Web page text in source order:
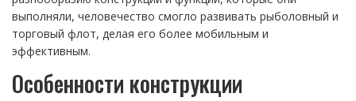
выполняли, человечество смогло развивать рыболовный и
торговый флот, делая его более мобильным и
эффективным.
Особенности конструкции